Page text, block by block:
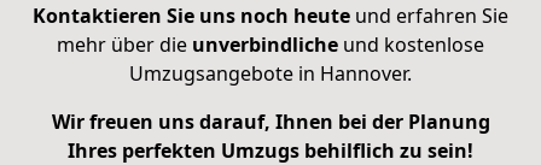
Kontaktieren Sie uns noch heute und erfahren Sie
mehr über die unverbindliche und kostenlose
Umzugsangebote in Hannover.
Wir freuen uns darauf, Ihnen bei der Planung
Ihres perfekten Umzugs behilflich zu sein!